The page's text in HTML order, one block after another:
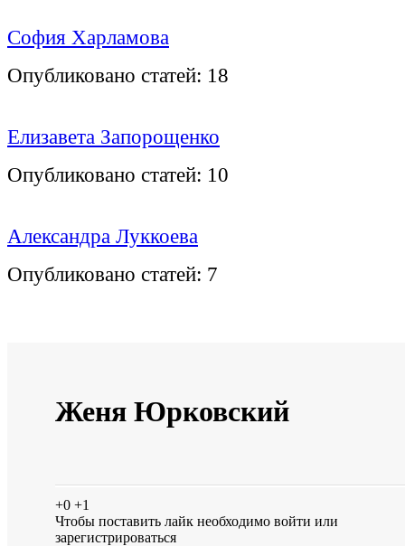
София Харламова
Опубликовано статей: 18
Елизавета Запорощенко
Опубликовано статей: 10
Александра Луккоева
Опубликовано статей: 7
Женя Юрковский
+0 +1
Чтобы поставить лайк необходимо войти или
зарегистрироваться